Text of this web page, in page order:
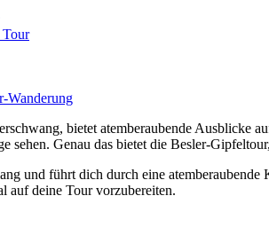
Tour
Wanderung
bietet atemberaubende Ausblicke
sehen. Genau das bietet die Besler-
und führt dich durch eine
auf deine Tour vorzubereiten.